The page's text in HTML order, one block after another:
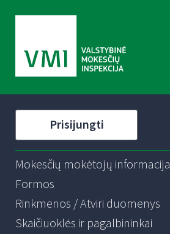
Prisijungti
Mokesčių mokėtojų informacija
Formos
Rinkmenos / Atviri duomenys
Skaičiuoklės ir pagalbininkai